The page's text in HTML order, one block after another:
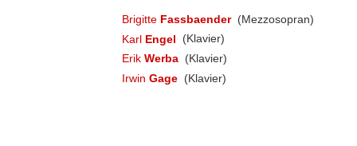
Brigitte Fassbaender (Mezzosopran)
Karl Engel
(Klavier)
Erik Werba (Klavier)
Irwin Gage (Klavier)